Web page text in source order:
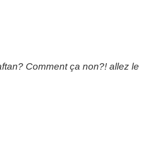
Comment ça non?! allez le